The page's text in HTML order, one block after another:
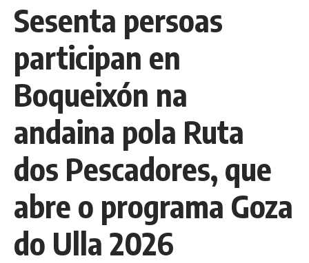
Sesenta persoas
participan en
Boqueixón na
andaina pola Ruta
dos Pescadores, que
abre o programa Goza
do Ulla 2026